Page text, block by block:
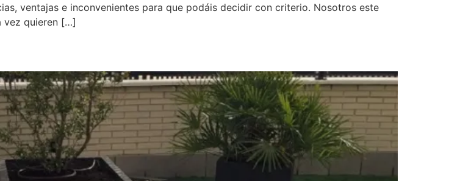
ventajas e inconvenientes para que podáis decidir con criterio. Nosotros este
vez quieren […]